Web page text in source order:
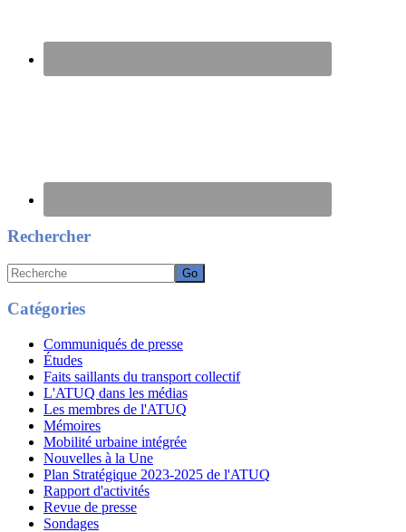
Rechercher
Recherche
Catégories
Communiqués de presse
Études
Faits saillants du transport collectif
L'ATUQ dans les médias
Les membres de l'ATUQ
Mémoires
Mobilité urbaine intégrée
Nouvelles à la Une
Plan Stratégique 2023-2025 de l'ATUQ
Rapport d'activités
Revue de presse
Sondages